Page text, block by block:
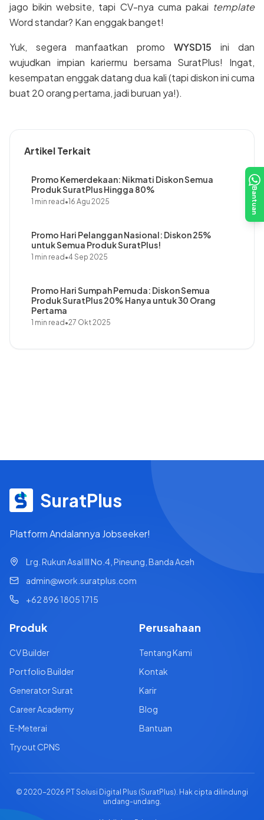
Bantuan
jago bikin website, tapi CV-nya cuma pakai template
Word standar? Kan enggak banget!
Yuk, segera manfaatkan promo WYSD15 ini dan
wujudkan impian kariermu bersama SuratPlus! Ingat,
kesempatan enggak datang dua kali (tapi diskon ini cuma
buat 20 orang pertama, jadi buruan ya!).
Artikel Terkait
Promo Kemerdekaan: Nikmati Diskon Semua
Produk SuratPlus Hingga 80%
1 min read •16 Agu 2025
Promo Hari Pelanggan Nasional: Diskon 25%
untuk Semua Produk SuratPlus!
1 min read •4 Sep 2025
Promo Hari Sumpah Pemuda: Diskon Semua
Produk SuratPlus 20% Hanya untuk 30 Orang
Pertama
1 min read •27 Okt 2025
SuratPlus
Platform Andalannya Jobseeker!
Lrg. Rukun Asal III No.4, Pineung, Banda Aceh
admin@work.suratplus.com
+62 896 1805 1715
Produk
CV Builder
Portfolio Builder
Generator Surat
Career Academy
E-Meterai
Tryout CPNS
Perusahaan
Tentang Kami
Kontak
Karir
Blog
Bantuan
© 2020-2026 PT Solusi Digital Plus (SuratPlus). Hak cipta dilindungi
undang-undang.